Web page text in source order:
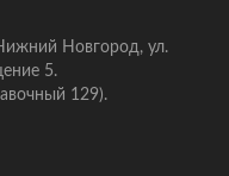
Новгород, ул.
5.
129).